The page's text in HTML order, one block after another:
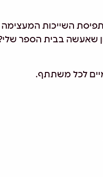
תפיסת השייכות
שאעשה בבית הספר
לכל משתתף.